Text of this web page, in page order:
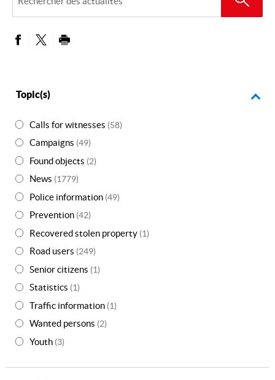
des
actualités
Topic(s)
Calls for witnesses (58)
Campaigns (49)
Found objects (2)
News (1779)
Police information (49)
Prevention (42)
Recovered stolen property (1)
Road users (249)
Senior citizens (1)
Statistics (1)
Traffic information (1)
Wanted persons (2)
Youth (3)